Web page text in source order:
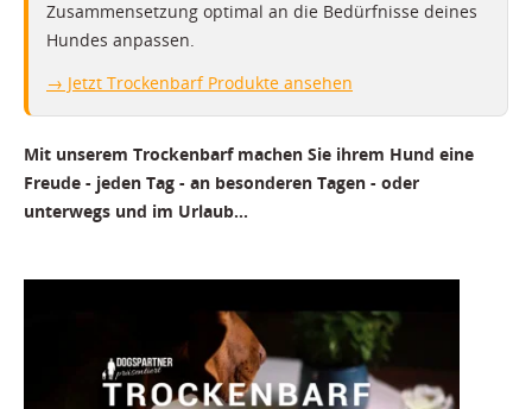
Zusammensetzung optimal an die Bedürfnisse deines
Hundes anpassen.
→ Jetzt Trockenbarf Produkte ansehen
Mit unserem Trockenbarf machen Sie ihrem Hund eine
Freude - jeden Tag - an besonderen Tagen - oder
unterwegs und im Urlaub...